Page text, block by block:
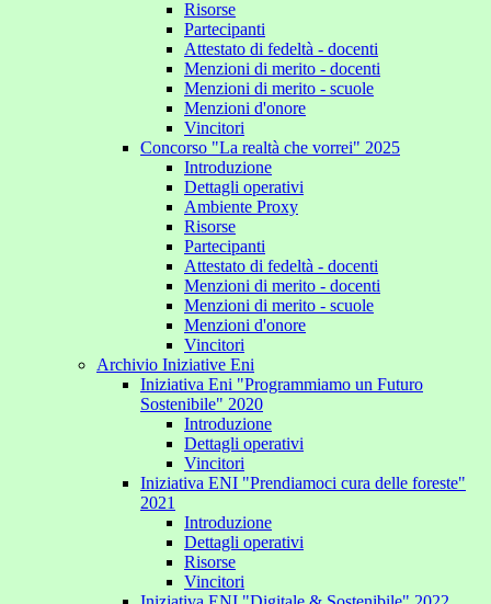
Risorse
Partecipanti
Attestato di fedeltà - docenti
Menzioni di merito - docenti
Menzioni di merito - scuole
Menzioni d'onore
Vincitori
Concorso "La realtà che vorrei" 2025
Introduzione
Dettagli operativi
Ambiente Proxy
Risorse
Partecipanti
Attestato di fedeltà - docenti
Menzioni di merito - docenti
Menzioni di merito - scuole
Menzioni d'onore
Vincitori
Archivio Iniziative Eni
Iniziativa Eni "Programmiamo un Futuro
Sostenibile" 2020
Introduzione
Dettagli operativi
Vincitori
Iniziativa ENI "Prendiamoci cura delle foreste"
2021
Introduzione
Dettagli operativi
Risorse
Vincitori